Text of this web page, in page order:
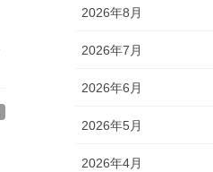
2026年8月
2026年7月
2026年6月
2026年5月
2026年4月